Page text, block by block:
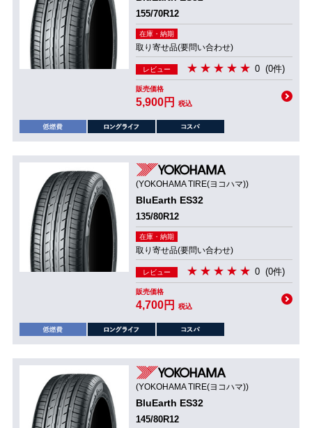
155/70R12
在庫・納期
取り寄せ品(要問い合わせ)
レビュー 0 (0件)
販売価格
5,900円 税込
(YOKOHAMA TIRE(ヨコハマ))
BluEarth ES32
135/80R12
在庫・納期
取り寄せ品(要問い合わせ)
レビュー 0 (0件)
販売価格
4,700円 税込
(YOKOHAMA TIRE(ヨコハマ))
BluEarth ES32
145/80R12